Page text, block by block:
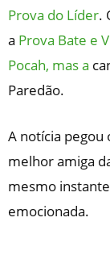
Prova do Líder.
a Prova Bate e
Pocah, mas a
Paredão.
A notícia pegou
melhor amiga
mesmo
emocionada.